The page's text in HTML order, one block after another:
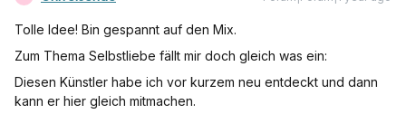
Tolle Idee! Bin gespannt auf den Mix.
Zum Thema Selbstliebe fällt mir doch gleich was ein:
Diesen Künstler habe ich vor kurzem neu entdeckt und dann
kann er hier gleich mitmachen.